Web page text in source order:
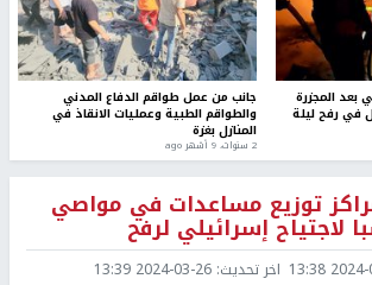
بعد المجزرة
في رفح ليلة
جانب من عمل طواقم الدفاع المدني
والطواقم الطبية وعمليات الانقاذ في
المنازل بغزة
2 سنوات، 9 أشهر ago
توزيع مساعدات في مواصي
لاجتياح إسرائيلي لرفح
2024- اخر تحديث: 2024-03-26 13:39